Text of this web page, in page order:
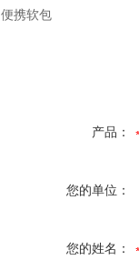
便携软包
产品：
您的单位：
您的姓名：